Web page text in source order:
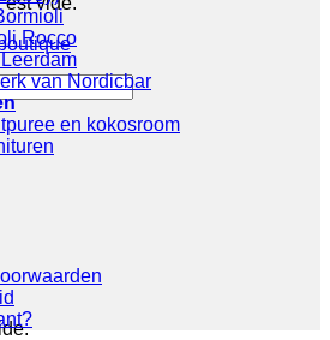
Rocco
van Nordicbar
en kokosroom